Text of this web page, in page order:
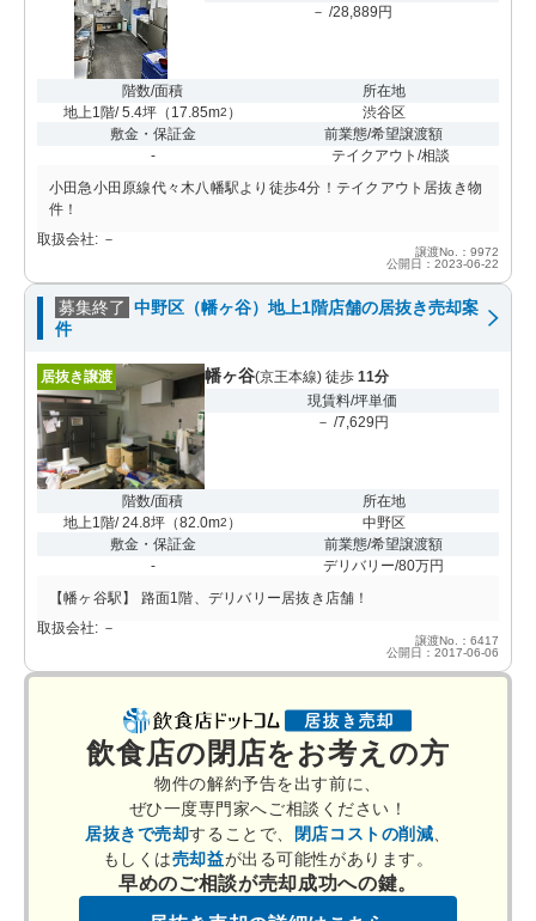
－ /28,889円
階数/面積
地上1階/ 5.4坪 （ 17.85m2 ）
所在地
渋谷区
敷金・保証金
-
前業態/希望譲渡額
テイクアウト/相談
小田急小田原線代々木八幡駅より徒歩4分！テイクアウト居抜き物
件！
取扱会社: －
譲渡No.：9972
公開日：2023-06-22
募集終了 中野区（幡ヶ谷）地上1階店舗の居抜き売却案
件
居抜き譲渡 幡ヶ谷(京王本線) 徒歩 11分
現賃料/坪単価
－ /7,629円
階数/面積
地上1階/ 24.8坪 （82.0m2 ）
所在地
中野区
敷金・保証金
-
前業態/希望譲渡額
デリバリー/80万円
【幡ヶ谷駅】 路面1階、デリバリー居抜き店舗！
取扱会社: －
譲渡No.：6417
公開日：2017-06-06
飲食店の閉店をお考えの方
物件の解約予告を出す前に、
ぜひ一度専門家へご相談ください！
居抜きで売却することで、 閉店コストの削減
もしくは売却益が出る可能性があります。
早めのご相談が売却成功への鍵。